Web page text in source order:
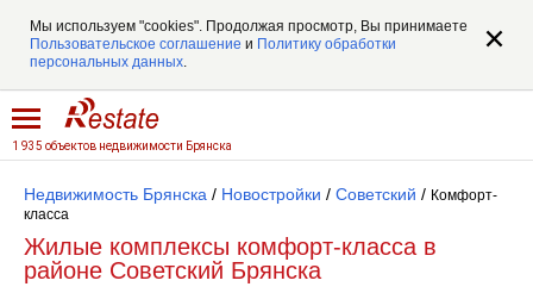
Мы используем "cookies". Продолжая просмотр, Вы принимаете
Пользовательское соглашение и Политику обработки
персональных данных.
1 935 объектов недвижимости Брянска
Недвижимость Брянска / Новостройки / Советский / Комфорт-
класса
Жилые комплексы комфорт-класса в
районе Советский Брянска